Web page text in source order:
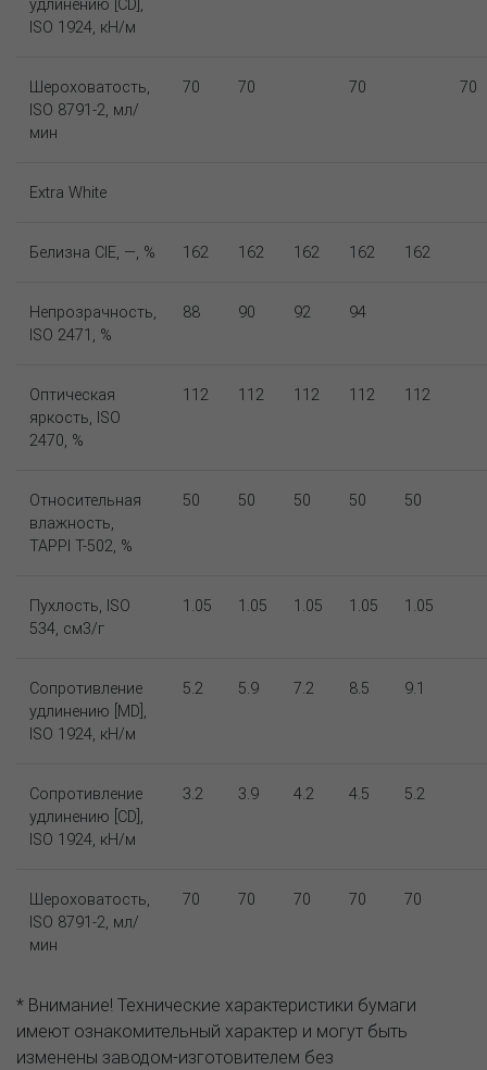
ISO 1924, кН/м
Шероховатость,
ISO 8791-2, мл/
мин
70 70 70 70
Extra White
Белизна CIE, —, % 162 162 162 162 162
Непрозрачность,
ISO 2471, %
88 90 92 94
Оптическая
яркость, ISO
2470, %
112 112 112 112 112
Относительная
влажность,
TAPPI T-502, %
50 50 50 50 50
Пухлость, ISO
534, см3/г
1.05 1.05 1.05 1.05 1.05
Сопротивление
удлинению [MD],
ISO 1924, кН/м
5.2 5.9 7.2 8.5 9.1
Сопротивление
удлинению [CD],
ISO 1924, кН/м
3.2 3.9 4.2 4.5 5.2
Шероховатость,
ISO 8791-2, мл/
мин
70 70 70 70 70
* Внимание! Технические характеристики бумаги
имеют ознакомительный характер и могут быть
изменены заводом-изготовителем без